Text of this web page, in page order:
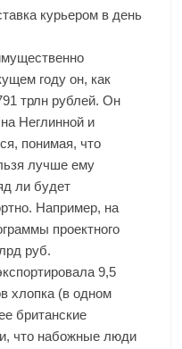
курьером в день
году он, как
трлн рублей. Он
Неглинной и
понимая, что
лучше ему
ли будет
Например, на
проектного
руб.
9,5
хлопка (в одном
британские
что набожные люди